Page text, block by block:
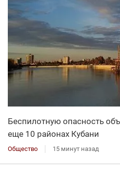
Беспилотную опасность
еще 10 районах Кубани
Общество 15 минут назад